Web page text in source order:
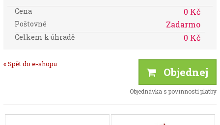
Cena 0 Kč
Poštovné Zadarmo
Celkem k úhradě 0 Kč
« Spět do e-shopu
Objednej
Objednávka s povinností platby